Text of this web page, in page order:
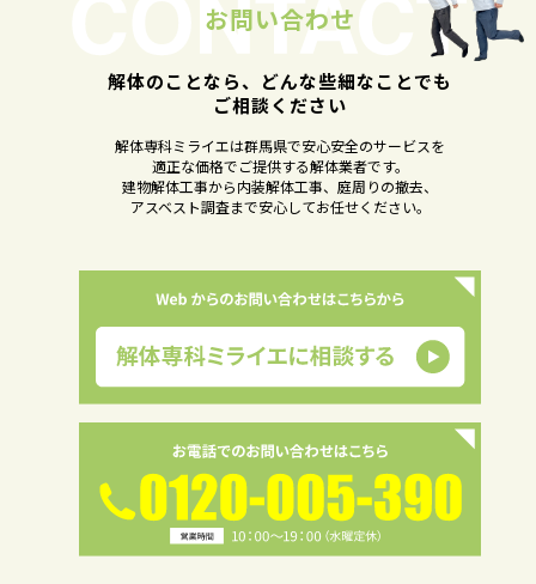
お問い合わせ
解体のことなら、どんな些細なことでも
ご相談ください
解体専科ミライエは群馬県で安心安全のサービスを
適正な価格でご提供する解体業者です。
建物解体工事から内装解体工事、庭周りの撤去、
アスベスト調査まで安心してお任せください。